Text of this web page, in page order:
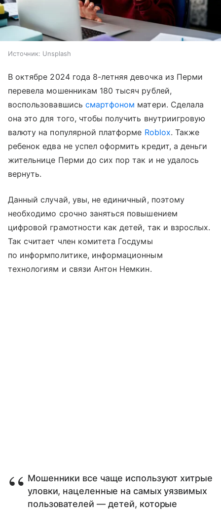
Источник: Unsplash
В октябре 2024 года 8-летняя девочка из Перми
перевела мошенникам 180 тысяч рублей,
воспользовавшись смартфоном матери. Сделала
она это для того, чтобы получить внутриигровую
валюту на популярной платформе Roblox. Также
ребенок едва не успел оформить кредит, а деньги
жительнице Перми до сих пор так и не удалось
вернуть.
Данный случай, увы, не единичный, поэтому
необходимо срочно заняться повышением
цифровой грамотности как детей, так и взрослых.
Так считает член комитета Госдумы
по информполитике, информационным
технологиям и связи Антон Немкин.
Мошенники все чаще используют хитрые
уловки, нацеленные на самых уязвимых
пользователей — детей, которые